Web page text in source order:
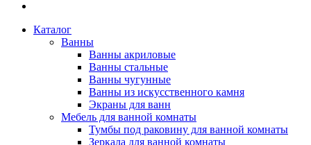
Каталог
Ванны
Ванны акриловые
Ванны стальные
Ванны чугунные
Ванны из искусственного камня
Экраны для ванн
Мебель для ванной комнаты
Тумбы под раковину для ванной комнаты
Зеркала для ванной комнаты